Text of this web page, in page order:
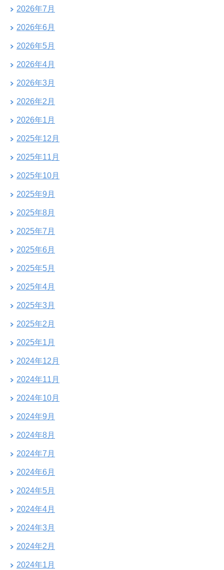
2026年7月
2026年6月
2026年5月
2026年4月
2026年3月
2026年2月
2026年1月
2025年12月
2025年11月
2025年10月
2025年9月
2025年8月
2025年7月
2025年6月
2025年5月
2025年4月
2025年3月
2025年2月
2025年1月
2024年12月
2024年11月
2024年10月
2024年9月
2024年8月
2024年7月
2024年6月
2024年5月
2024年4月
2024年3月
2024年2月
2024年1月